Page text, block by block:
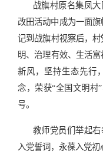
战旗村原名集凤
改田活动中成为一面
记到战旗村视察后，
明、治理有效、生活
新风，坚持生态先行
念，荣获“全国文明村
号。
教师党员们举起
入党誓词，永葆入党初